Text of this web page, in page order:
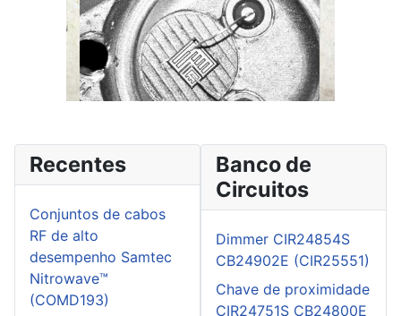
Recentes
Conjuntos de cabos
RF de alto
desempenho Samtec
Nitrowave™
(COMD193)
Banco de
Circuitos
Dimmer CIR24854S
CB24902E (CIR25551)
Chave de proximidade
CIR24751S CB24800E